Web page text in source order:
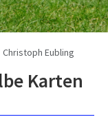
Christoph Eubling
Karten